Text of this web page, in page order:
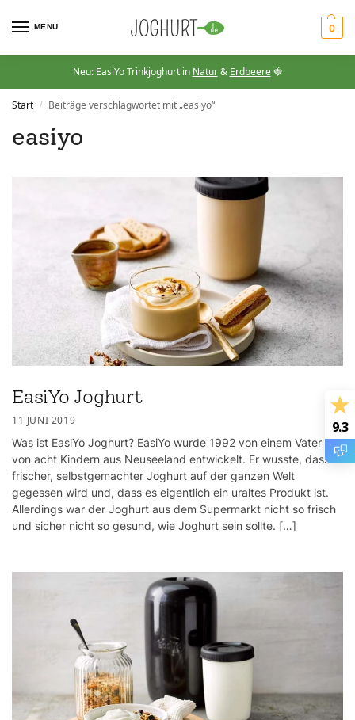
MENU 0
Neu: EasiYo Trinkjoghurt in Natur& Erdbeere🍓
Start / Beiträge verschlagwortet mit „easiyo“
easiyo
EasiYo Joghurt
11 JUNI 2019
Was ist EasiYo Joghurt? EasiYo wurde 1992 von einem Vater
von acht Kindern aus Neuseeland entwickelt. Er wusste, dass
frischer, selbstgemachter Joghurt auf der ganzen Welt
gegessen wird und, dass es eigentlich ein uraltes Produkt ist.
Allerdings war der Joghurt aus dem Supermarkt nicht so frisch
und sicher nicht so gesund, wie Joghurt sein sollte. […]
9.3